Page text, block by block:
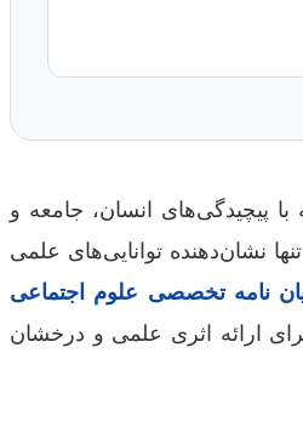
پیچیدگی‌های انسان، جامعه و
نشان‌دهنده توانایی‌های علمی
نامه تخصصی علوم اجتماعی
ارائه اثری علمی و درخشان